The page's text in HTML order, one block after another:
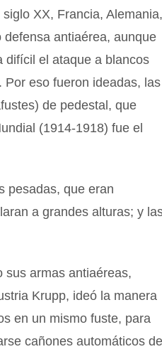
XX, Francia, Alemania,
antiaérea, aunque
difícil el ataque a blancos
eso fueron ideadas, las
de pedestal, que
(1914-1918) fue el
pesadas, que eran
a grandes alturas; y
sus armas antiaéreas,
Krupp, ideó la manera
en un mismo fuste, para
cañones automáticos de